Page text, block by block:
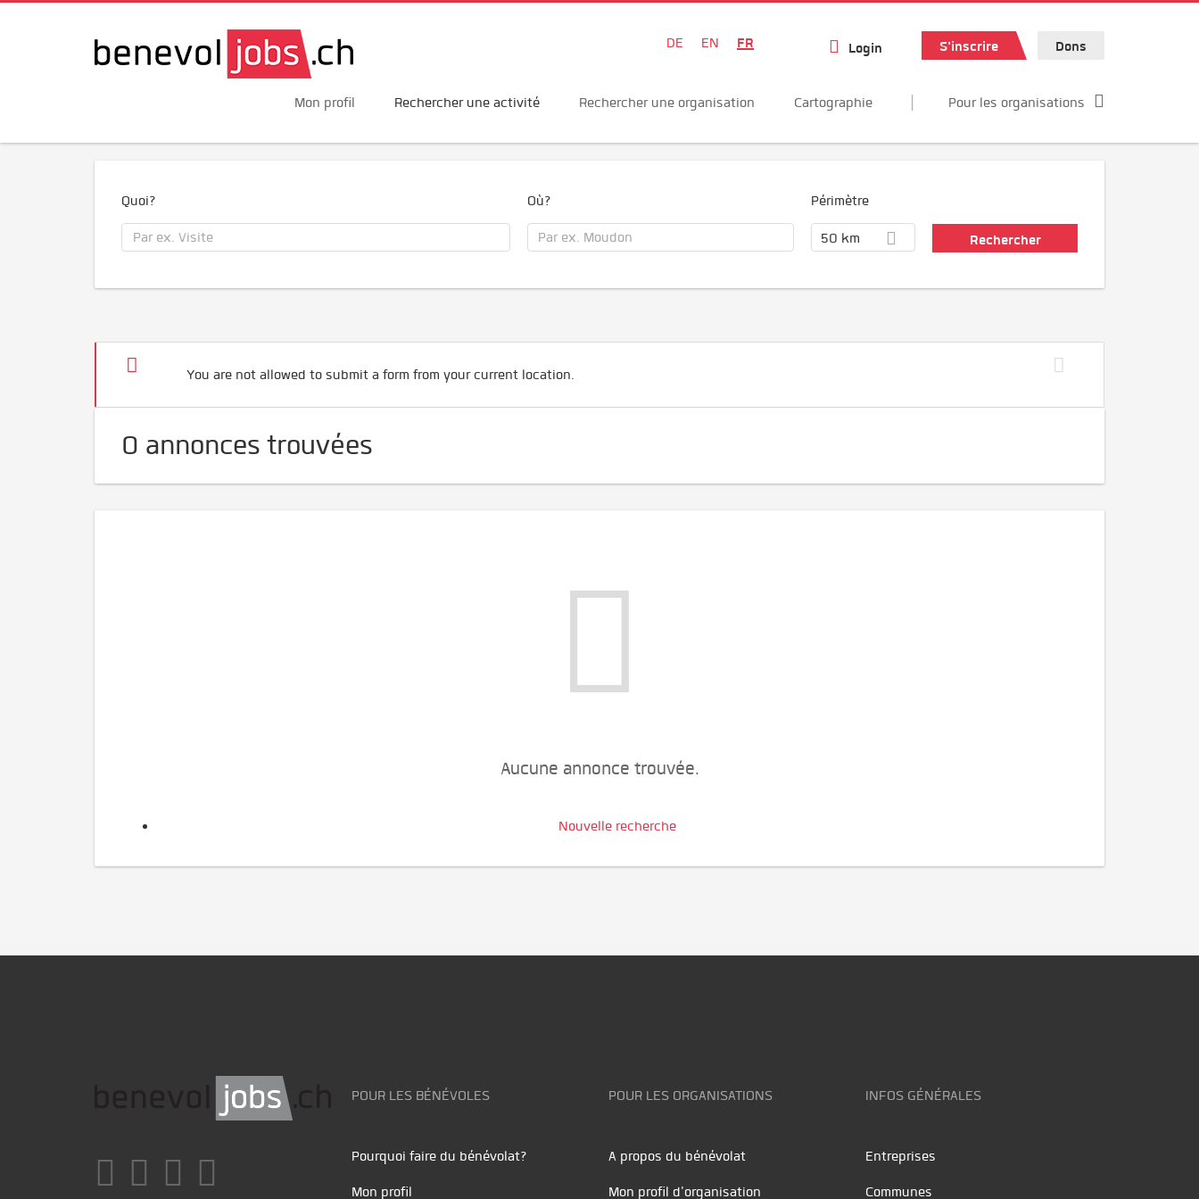
DE EN FR Login S'inscrire Dons
Mon profil Rechercher une activité Rechercher une organisation Cartographie Pour les organisations
Quoi? Où? Périmètre
50 km
You are not allowed to submit a form from your current location.
0 annonces trouvées
Aucune annonce trouvée.
Nouvelle recherche
POUR LES BÉNÉVOLES
Pourquoi faire du bénévolat?
Mon profil
POUR LES ORGANISATIONS
A propos du bénévolat
Mon profil d'organisation
INFOS GÉNÉRALES
Entreprises
Communes